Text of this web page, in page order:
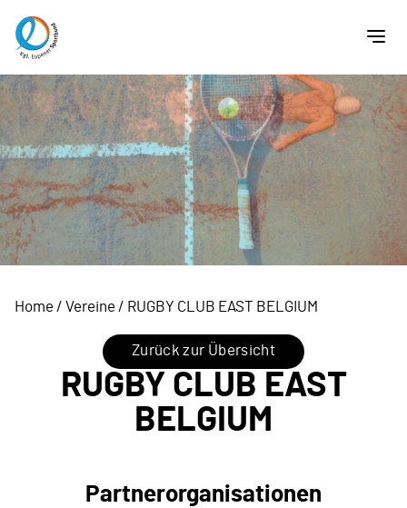
Home / Vereine / RUGBY CLUB EAST BELGIUM
Zurück zur Übersicht
RUGBY CLUB EAST
BELGIUM
Partnerorganisationen